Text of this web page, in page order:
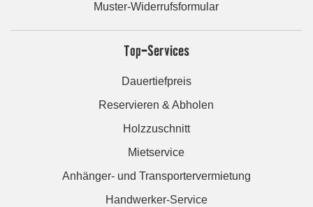
Muster-Widerrufsformular
Top-Services
Dauertiefpreis
Reservieren & Abholen
Holzzuschnitt
Mietservice
Anhänger- und Transportervermietung
Handwerker-Service